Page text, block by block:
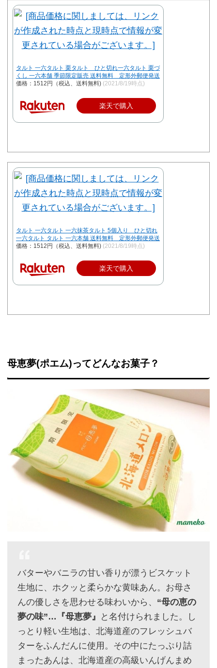
タルト 一六タルト 栗タルト ひと切れ一六タルト 栗づ
くし 一六本舗 季節限定販売 送料無料 定形外郵便発送
価格：1512円（税込、送料無料) (2021/8/19時点)
楽天で購入
タルト 一六タルト 一六抹茶タルト 5個入り ひと切れ
一六タルト タルト 一六本舗 送料無料 定形外郵便発送
価格：1512円（税込、送料無料) (2021/8/19時点)
楽天で購入
母恵夢(ポエム)ってどんなお菓子？
バターやバニラの甘い香りが漂うビスケット
生地に、ホクッと柔らかな黄味あん。お母さ
んの優しさを思わせる味わいから、 “母の恵の
夢の味”…『母恵夢』
と名付けられました。し
っとり軽い生地は、北海道産のフレッシュバ
ターをふんだんに使用。その中にたっぷり詰
まったあんは、北海道産の高級いんげんまめ